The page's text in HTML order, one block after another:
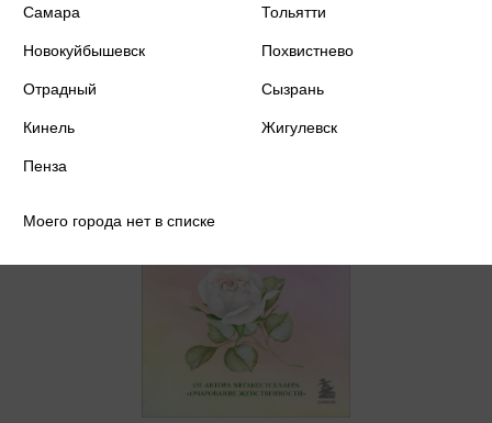
Самара Тольятти
Новокуйбышевск Похвистнево
Отрадный Сызрань
Кинель Жигулевск
Пенза
Моего города нет в списке